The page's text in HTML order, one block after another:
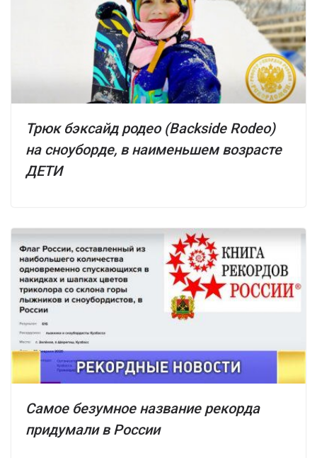
Трюк бэксайд родео (Backside Rodeo)
на сноуборде, в наименьшем возрасте
ДЕТИ
Самое безумное название рекорда
придумали в России